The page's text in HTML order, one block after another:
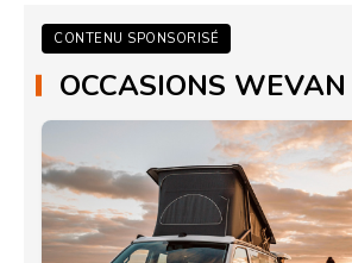
CONTENU SPONSORISÉ
OCCASIONS WEVAN